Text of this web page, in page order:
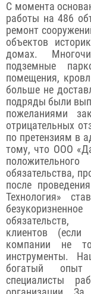
С момента
работы на 486
ремонт
объектов
домах.
подземные
помещения,
больше не
подряды были
пожеланиями
отрицательных
по претензиям в
тому, что ООО
обязательства,
после
Технология»
обязательств,
клиентов (если
компании не
инструменты.
богатый опыт
специалисты